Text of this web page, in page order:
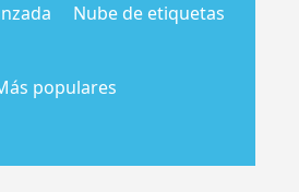
Nube de etiquetas
populares